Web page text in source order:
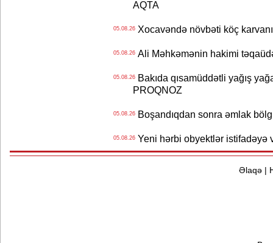
AQTA
05.08.26Xocavəndə növbəti köç
05.08.26Ali Məhkəmənin hakimi
05.08.26Bakıda qısamüddətli yağış
PROQNOZ
05.08.26Boşandıqdan sonra əmlak
05.08.26Yeni hərbi obyektlər istifadəyə
Əlaqə|